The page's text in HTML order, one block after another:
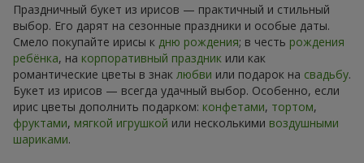
Праздничный букет из ирисов — практичный и стильный
выбор. Его дарят на сезонные праздники и особые даты.
Смело покупайте ирисы к дню рождения; в честь рождения
ребёнка, на корпоративный праздник или как
романтические цветы в знак любви или подарок на свадьбу.
Букет из ирисов — всегда удачный выбор. Особенно, если
ирис цветы дополнить подарком: конфетами, тортом,
фруктами, мягкой игрушкой или несколькими воздушными
шариками.